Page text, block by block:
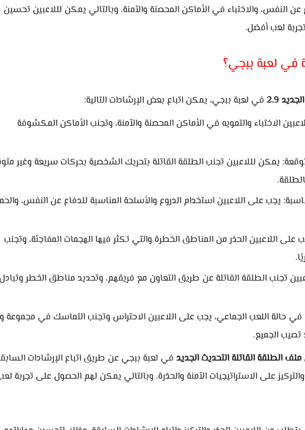
عن النفس، والاختباء في الأماكن المحصنة والآمنة. وبالتالي يمكن لللاعبين تحسين
لعب أفضل.
في لعبة ببجي؟
2.9
في لعبة ببجي، يمكن اتباع بعض الإرشادات التالية:
الاختباء والتمويه في الأماكن المحصنة والآمنة، وتجنب الأماكن المكشوفة
يمكن لللاعبين تجنب الطلقة القاتلة بتحريك الشخصية بحركات سريعة وغير
يجب على اللاعبين استخدام الدروع والأسلحة المناسبة للدفاع عن النفس،
اللاعبين الحذر من المناطق الخطرة والتي تكثر فيها الهجمات المفاجئة، وتجنب
تجنب الطلقة القاتلة عن طريق التعاون مع فريقهم، وتحديد مناطق الخطر وتبادل
حالة اللعب الجماعي، يجب على اللاعبين الاحتراس وتجنب التماسك في مجموعة
تصيب الجميع.
ملف الطلقة القاتلة التحديث الجديد في لعبة ببجي عن طريق اتباع الإرشادات
على الاستراتيجيات الآمنة والحذرة. وبالتالي يمكن لهم الحصول على تجربة